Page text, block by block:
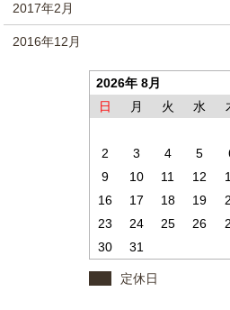
2017年2月
2016年12月
2026年 8月
日
月 火 水
2
3 4 5
9
10 11 12
16
17 18 19
23
24 25 26
30
31
定休日